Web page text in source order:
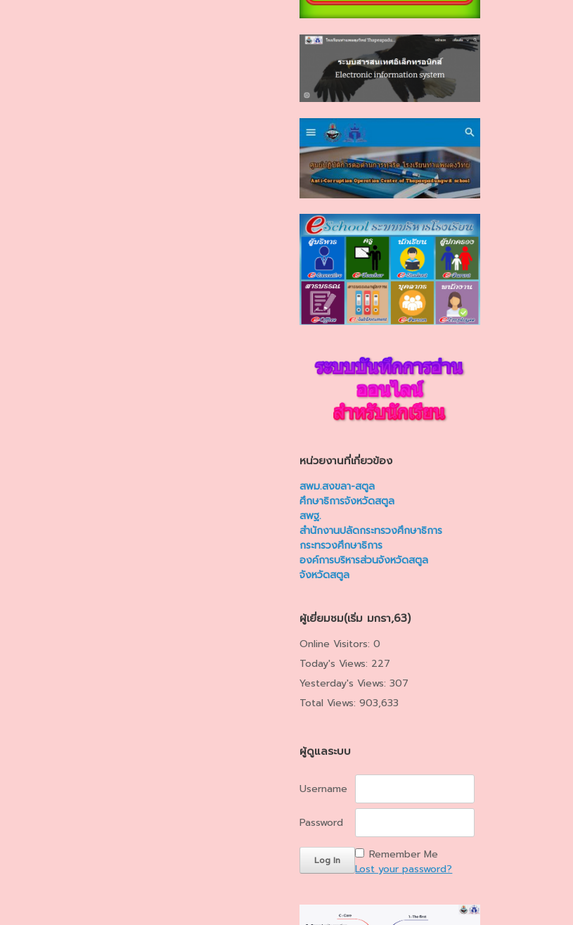
หน่วยงานที่เกี่ยวข้อง
สพม.สงขลา-สตูล
ศึกษาธิการจังหวัดสตูล
สพฐ.
สำนักงานปลัดกระทรวงศึกษาธิการ
กระทรวงศึกษาธิการ
องค์การบริหารส่วนจังหวัดสตูล
จังหวัดสตูล
ผู้เยี่ยมชม(เริ่ม มกรา,63)
Online Visitors:0
Today's Views: 227
Yesterday's Views:307
Total Views:903,633
ผู้ดูแลระบบ
Username
Password
Remember Me
Lost your password?